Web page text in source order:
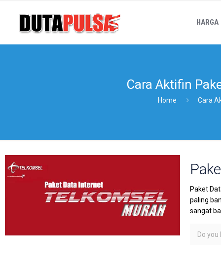
HARGA
Cara Aktifin
Home Cara
Paket
paling
sangat
Do you